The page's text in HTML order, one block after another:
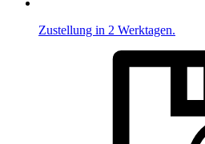
Zustellung in 2 Werktagen.